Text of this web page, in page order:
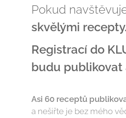
Pokud
skvělými
Registrací do
budu publikovat
Asi 60 receptů
a nešiřte je bez mého